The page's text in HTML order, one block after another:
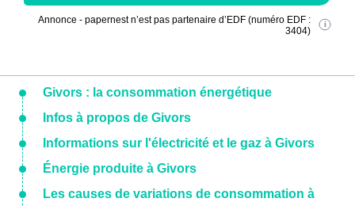
Annonce - papernest n’est pas partenaire d’EDF (numéro EDF :
3404)
Givors : la consommation énergétique
Infos à propos de Givors
Informations sur l'électricité et le gaz à Givors
Énergie produite à Givors
Les causes de variations de consommation à